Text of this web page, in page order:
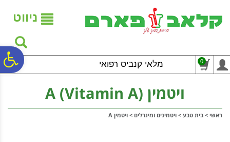
נגישות
אתר
המרכזי
ניווט
מלאי קנביס רפואי 0
ויטמין A (Vitamin A)
ראשי > בית טבע > ויטמינים ומינרלים > ויטמין A